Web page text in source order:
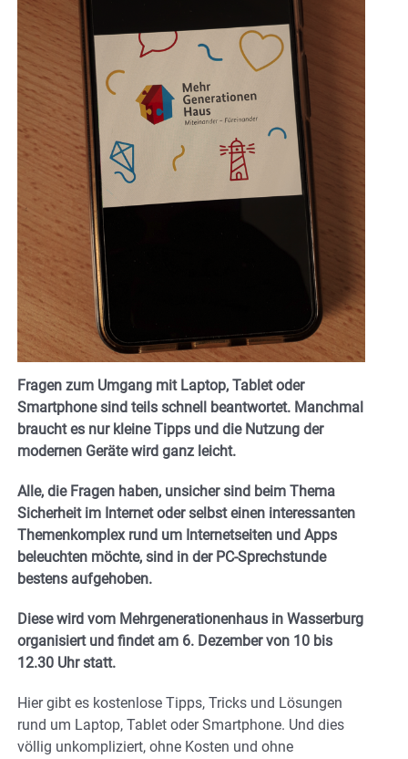
Fragen zum Umgang mit Laptop, Tablet oder
Smartphone sind teils schnell beantwortet. Manchmal
braucht es nur kleine Tipps und die Nutzung der
modernen Geräte wird ganz leicht.
Alle, die Fragen haben, unsicher sind beim Thema
Sicherheit im Internet oder selbst einen interessanten
Themenkomplex rund um Internetseiten und Apps
beleuchten möchte, sind in der PC-Sprechstunde
bestens aufgehoben.
Diese wird vom Mehrgenerationenhaus in Wasserburg
organisiert und findet am 6. Dezember von 10 bis
12.30 Uhr statt.
Hier gibt es kostenlose Tipps, Tricks und Lösungen
rund um Laptop, Tablet oder Smartphone. Und dies
völlig unkompliziert, ohne Kosten und ohne